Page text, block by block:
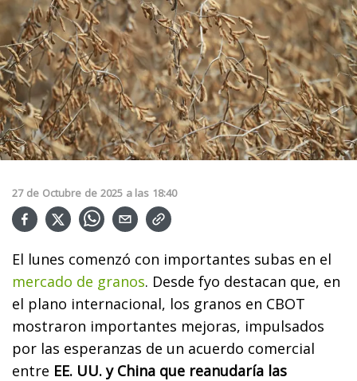
27 de Octubre de 2025 a las 18:40
El lunes comenzó con importantes subas en el
mercado de granos. Desde fyo destacan que, en
el plano internacional, los granos en CBOT
mostraron importantes mejoras, impulsados
por las esperanzas de un acuerdo comercial
entre EE. UU. y China que reanudaría las